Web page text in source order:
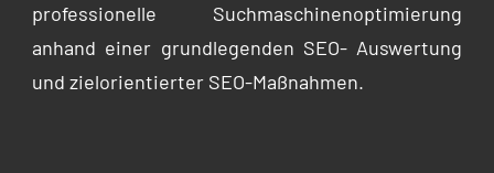
professionelle Suchmaschinenoptimierung
anhand einer grundlegenden SEO- Auswertung
und zielorientierter SEO-Maßnahmen.